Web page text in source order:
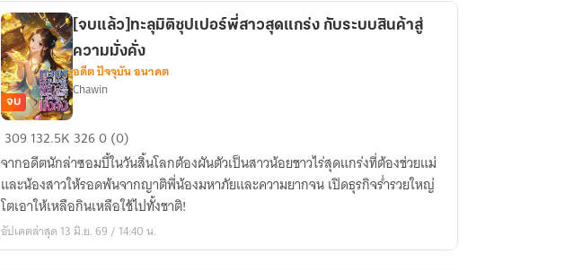
ใหม่
ไป
กับ
ตัวประกอบ
ผู้
มี
พลัง
อ่าน
โชค
ชะตา!
[จบ
แล้ว]ทะลุ
มิติ
ซุปเปอร์
พี่
สาว
จบ
[จบแล้ว]ทะลุมิติซุปเปอร์พี่สาวสุดแกร่ง กับระบบสินค้าสู่
ความมั่งคั่ง
อดีต ปัจจุบัน อนาคต
Chawin
309 132.5K 3260 (0)
จากอดีตนักล่าซอมบี้ในวันสิ้นโลกต้องผันตัวเป็นสาวน้อยชาวไร่สุดแกร่งที่ต้องช่วยแม่
และน้องสาวให้รอดพ้นจากญาติพี่น้องมหาภัยและความยากจน เปิดธุรกิจร่ำรวยใหญ่
โตเอาให้เหลือกินเหลือใช้ไปทั้งชาติ!
อัปเดตล่าสุด 13 มิ.ย. 69 / 14:40 น.